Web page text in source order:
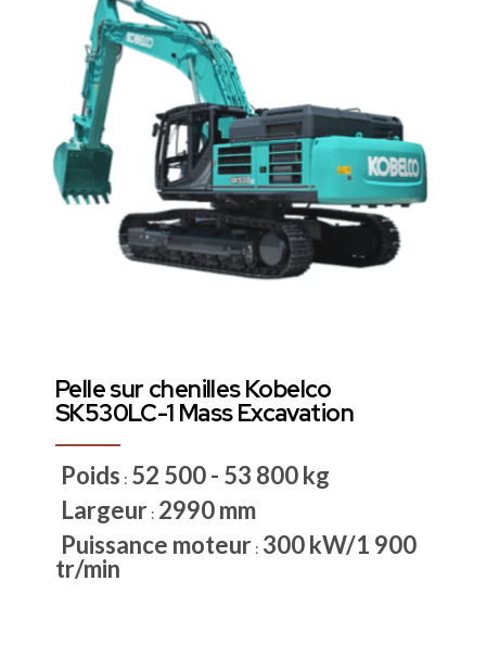
Pelle sur chenilles Kobelco
SK530LC-1 Mass Excavation
Poids : 52 500 - 53 800 kg
Largeur : 2990 mm
Puissance moteur : 300 kW/1 900
tr/min